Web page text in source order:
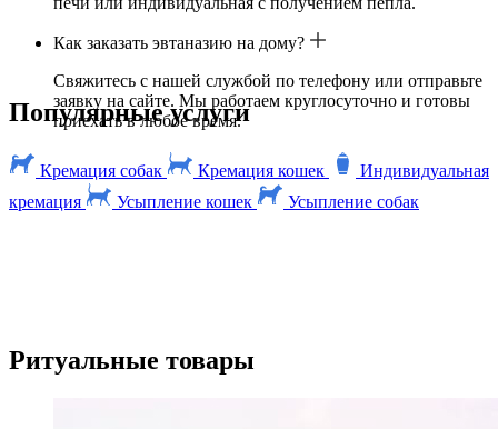
Как заказать эвтаназию на дому?
Свяжитесь с нашей службой по телефону или отправьте
заявку на сайте. Мы работаем круглосуточно и готовы
приехать в любое время.
Популярные услуги
Кремация собак Кремация кошек
Индивидуальная
кремация
Усыпление кошек Усыпление собак
Ритуальные товары